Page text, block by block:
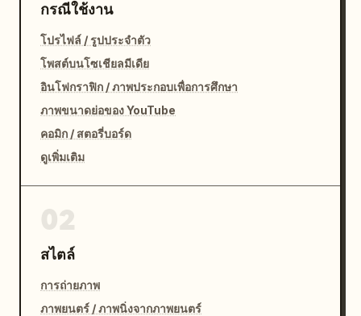
กรณีใช้งาน
โปรไฟล์ / รูปประจำตัว
โพสต์บนโซเชียลมีเดีย
อินโฟกราฟิก / ภาพประกอบเพื่อการศึกษา
ภาพขนาดย่อของ YouTube
คอมิก / สตอรี่บอร์ด
ดูเพิ่มเติม
สไตล์
การถ่ายภาพ
ภาพยนตร์ / ภาพนิ่งจากภาพยนตร์